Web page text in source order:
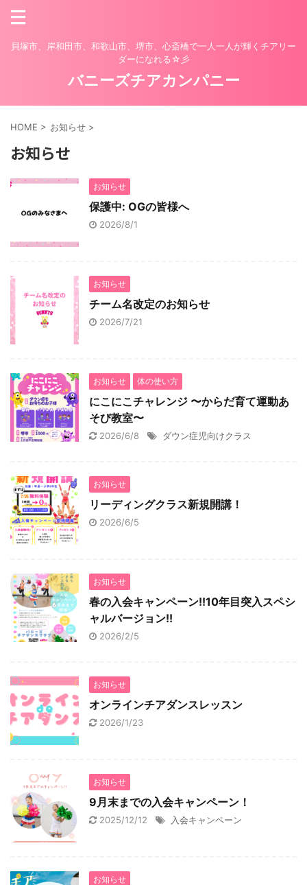
貝塚市、岸和田市、和歌山市、堺市、心斎橋で一人一人が輝くチアリー
ダーになれる☆彡
バニーズチアカンパニー
HOME > お知らせ >
お知らせ
お知らせ
保護中: OGの皆様へ
2026/8/1
お知らせ
チーム名改定のお知らせ
2026/7/21
お知らせ 体の使い方
にこにこチャレンジ 〜からだ育て運動あ
そび教室〜
2026/6/8 ダウン症児向けクラス
お知らせ
リーディングクラス新規開講！
2026/6/5
お知らせ
春の入会キャンペーン!!10年目突入スペシ
ャルバージョン!!
2026/2/5
お知らせ
オンラインチアダンスレッスン
2026/1/23
お知らせ
9月末までの入会キャンペーン！
2025/12/12 入会キャンペーン
お知らせ